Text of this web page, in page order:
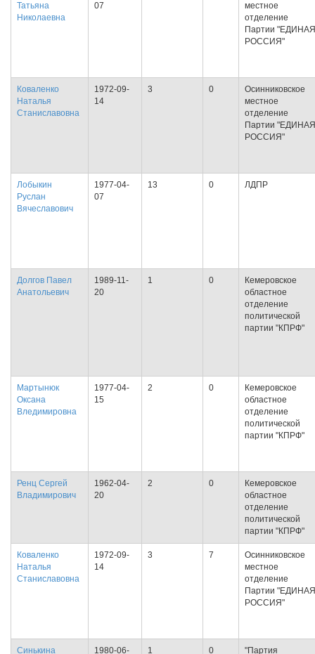
Татьяна
Николаевна
07
местное
отделение
Партии "ЕДИНАЯ
РОССИЯ"
Коваленко
Наталья
Станиславовна
1972-09-
14
3 0
Осинниковское
местное
отделение
Партии "ЕДИНАЯ
РОССИЯ"
Лобыкин
Руслан
Вячеславович
1977-04-
07
13 0 ЛДПР
Долгов Павел
Анатольевич
1989-11-
20
1 0
Кемеровское
областное
отделение
политической
партии "КПРФ"
Мартынюк
Оксана
Вледимировна
1977-04-
15
2 0
Кемеровское
областное
отделение
политической
партии "КПРФ"
Ренц Сергей
Владимирович
1962-04-
20
2 0
Кемеровское
областное
отделение
политической
партии "КПРФ"
Коваленко
Наталья
Станиславовна
1972-09-
14
3 7
Осинниковское
местное
отделение
Партии "ЕДИНАЯ
РОССИЯ"
Синькина
1980-06-
1 0
"Партия